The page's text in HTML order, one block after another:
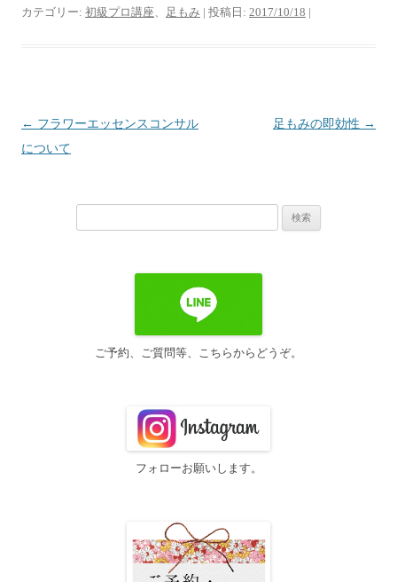
カテゴリー: 初級プロ講座、 足もみ | 投稿日: 2017/10/18 |
投
稿
← フラワーエッセンスコンサル
について
足もみの即効性 →
ご予約、ご質問等、こちらからどうぞ。
フォローお願いします。